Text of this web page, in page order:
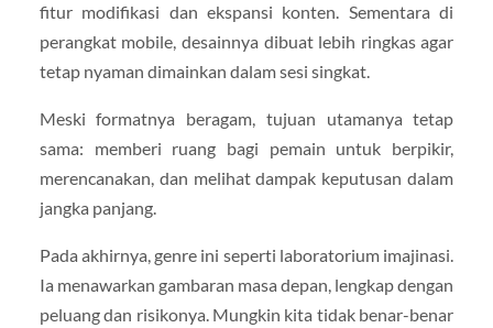
fitur modifikasi dan ekspansi konten. Sementara di
perangkat mobile, desainnya dibuat lebih ringkas agar
tetap nyaman dimainkan dalam sesi singkat.
Meski formatnya beragam, tujuan utamanya tetap
sama: memberi ruang bagi pemain untuk berpikir,
merencanakan, dan melihat dampak keputusan dalam
jangka panjang.
Pada akhirnya, genre ini seperti laboratorium imajinasi.
Ia menawarkan gambaran masa depan, lengkap dengan
peluang dan risikonya. Mungkin kita tidak benar-benar